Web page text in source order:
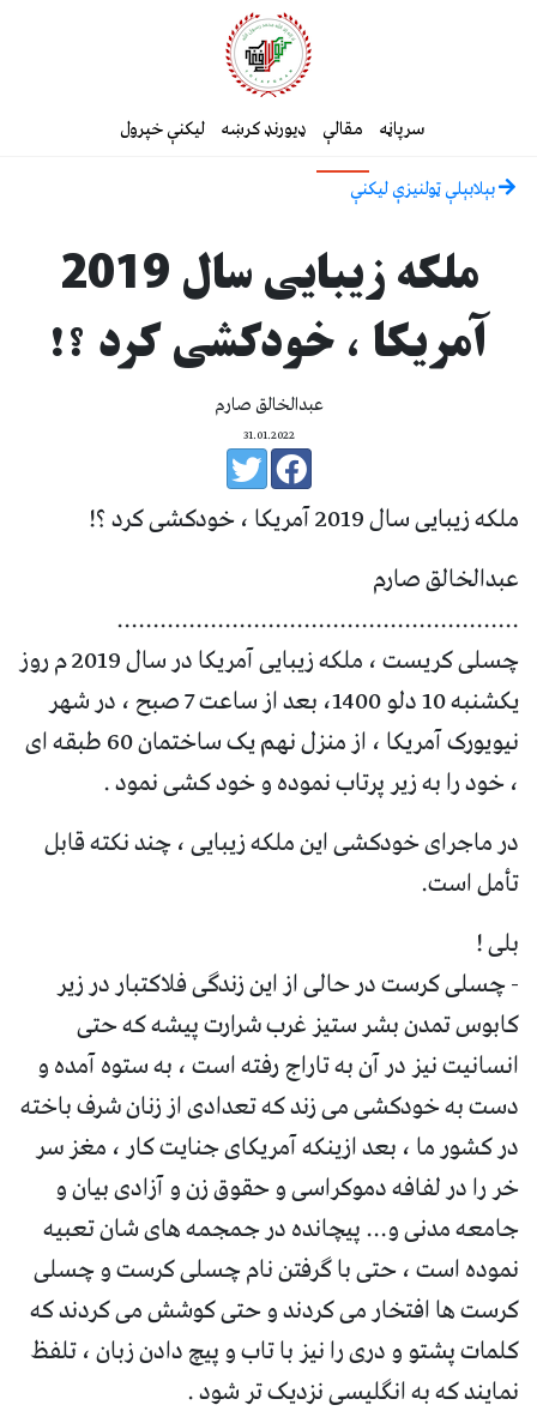
سرپاڼه مقالې ډیورنډ کرښه لیکنې خپرول
بېلابېلې ټولنيزې ليکنې
ملکه زیبایی سال 2019
آمریکا ، خودکشی کرد ؟!
عبدالخالق صارم
31.01.2022
ملکه زیبایی سال 2019 آمریکا ، خودکشی کرد ؟!
عبدالخالق صارم
........................................................
چسلی کریست ، ملکه زیبایی آمریکا در سال 2019 م روز
یکشنبه 10 دلو 1400، بعد از ساعت 7 صبح ، در شهر
نیویورک آمریکا ، از منزل نهم یک ساختمان 60 طبقه ای
، خود را به زیر پرتاب نموده و خود کشی نمود .
در ماجرای خودکشی این ملکه زیبایی ، چند نکته قابل
تأمل است.
بلی !
- چسلی کرست در حالی از این زندگی فلاکتبار در زیر
کابوس تمدن بشر ستیز غرب شرارت پیشه که حتی
انسانیت نیز در آن به تاراج رفته است ، به ستوه آمده و
دست به خودکشی می زند که تعدادی از زنان شرف باخته
در کشور ما ، بعد ازینکه آمریکای جنایت کار ، مغز سر
خر را در لفافه دموکراسی و حقوق زن و آزادی بیان و
جامعه مدنی و... پیچانده در جمجمه های شان تعبیه
نموده است ، حتی با گرفتن نام چسلی کرست و چسلی
کرست ها افتخار می کردند و حتی کوشش می کردند که
کلمات پشتو و دری را نیز با تاب و پیچ دادن زبان ، تلفظ
نمایند که به انگلیسی نزدیک تر شود .